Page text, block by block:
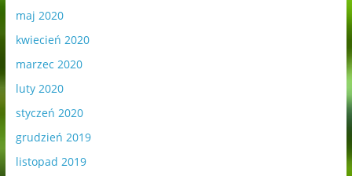
maj 2020
kwiecień 2020
marzec 2020
luty 2020
styczeń 2020
grudzień 2019
listopad 2019